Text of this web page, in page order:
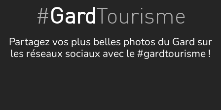
#GardTourisme
Partagez vos plus belles photos du Gard sur
les réseaux sociaux avec le #gardtourisme !